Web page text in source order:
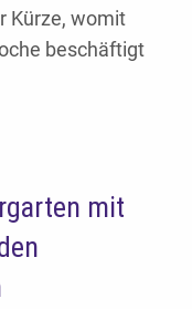
Kürze, womit
beschäftigt
mit